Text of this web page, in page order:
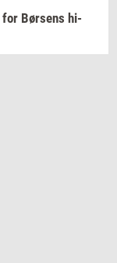
for Bør­sens hi­